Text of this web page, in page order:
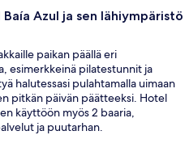
Azul ja sen lähiympäristö
paikan päällä eri
esimerkkeinä pilatestunnit ja
halutessasi pulahtamalla uimaan
pitkän päivän päätteeksi. Hotel
käyttöön myös 2 baaria,
ja puutarhan.